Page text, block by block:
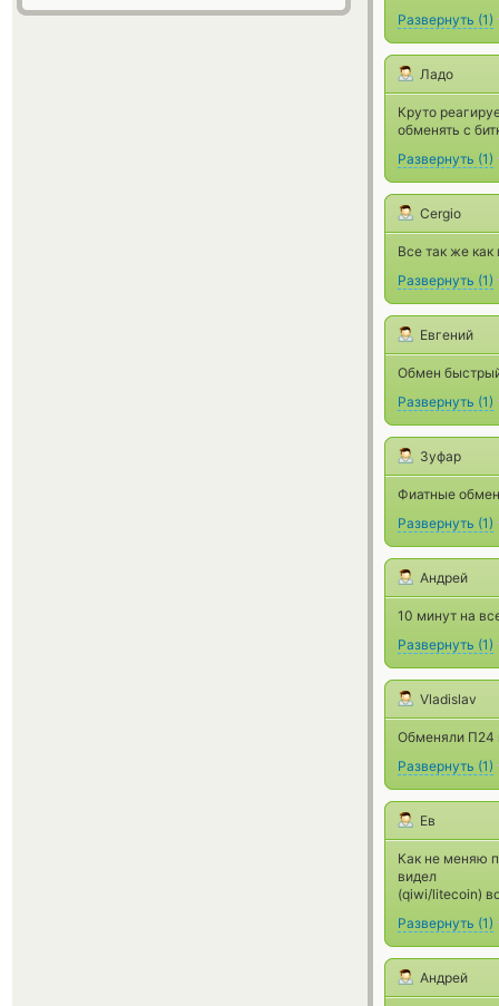
Развернуть (1)
Ладо
Круто
обменять с
Развернуть (1)
Cergio
Все так же как
Развернуть (1)
Евгений
Обмен
Развернуть (1)
Зуфар
Фиатные
Развернуть (1)
Андрей
10 минут на
Развернуть (1)
Vladislav
Обменяли П24
Развернуть (1)
Ев
Как не меняю
видел
(qiwi/litecoin)
Развернуть (1)
Андрей